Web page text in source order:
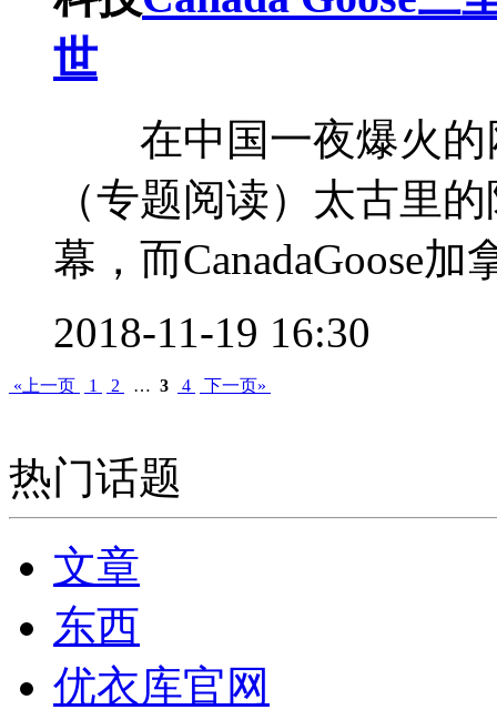
世
在中国一夜爆火的网
（专题阅读）太古里
幕，而CanadaGoose加
2018-11-19 16:30
«上一页 1 2 … 3 4 下一页»
热门话题
文章
东西
优衣库官网